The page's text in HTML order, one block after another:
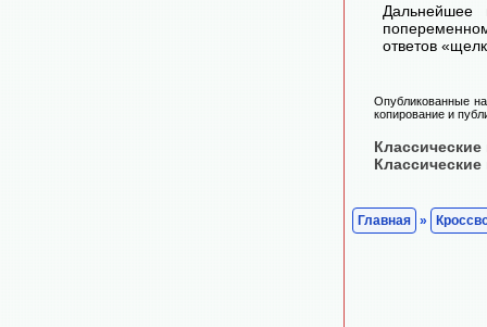
Дальнейшее
ответов
Опубликованные
копирование и
Главная »